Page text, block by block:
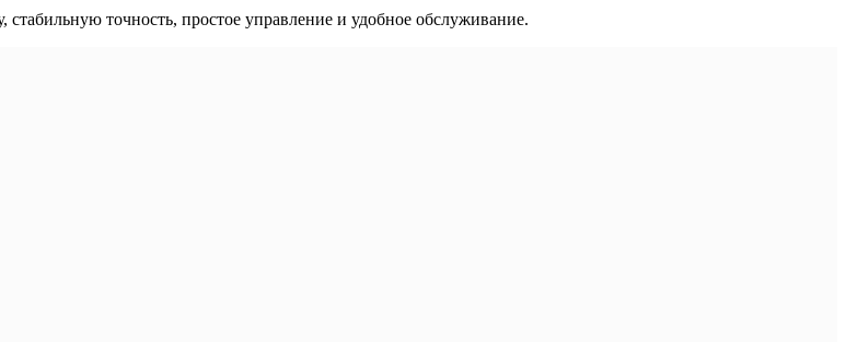
точность, простое управление и удобное обслуживание.